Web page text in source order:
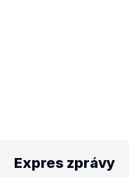
Expres zprávy